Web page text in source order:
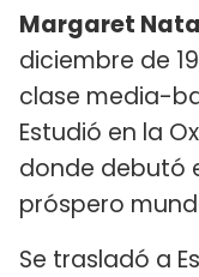
Margaret
diciembre de
clase media-
Estudió en la
donde debutó
próspero
Se trasladó a